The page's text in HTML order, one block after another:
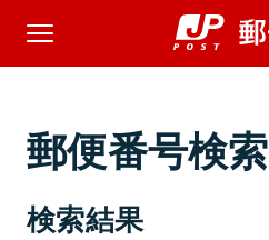
郵便番号検索
検索結果